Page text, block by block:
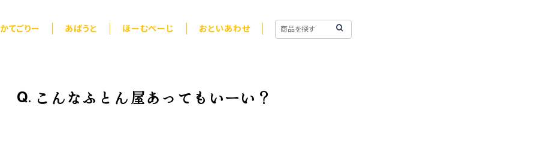
かてごりー あばうと ほーむぺーじ おといあわせ
こんなふとん屋あってもいーい？